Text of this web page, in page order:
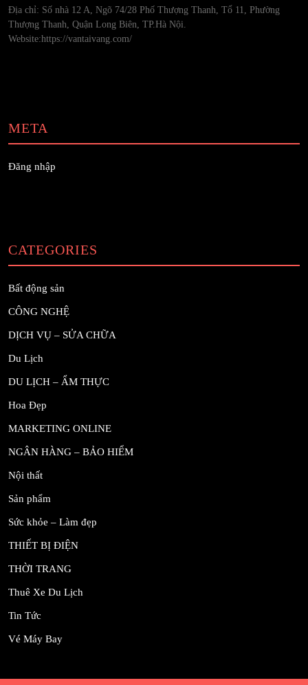
Địa chỉ: Số nhà 12 A, Ngõ 74/28 Phố Thượng Thanh, Tổ 11, Phường
Thượng Thanh, Quận Long Biên, TP.Hà Nội.
Website:https://vantaivang.com/
META
Đăng nhập
CATEGORIES
Bất động sản
CÔNG NGHỆ
DỊCH VỤ – SỬA CHỮA
Du Lịch
DU LỊCH – ẨM THỰC
Hoa Đẹp
MARKETING ONLINE
NGÂN HÀNG – BẢO HIỂM
Nội thất
Sản phẩm
Sức khỏe – Làm đẹp
THIẾT BỊ ĐIỆN
THỜI TRANG
Thuê Xe Du Lịch
Tin Tức
Vé Máy Bay